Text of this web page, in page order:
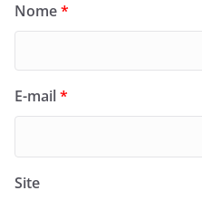
Nome*
E-mail*
Site